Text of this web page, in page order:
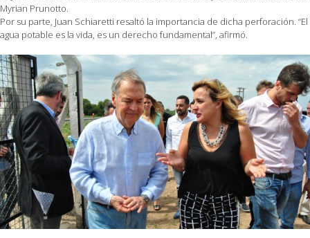
Myrian Prunotto.
Por su parte, Juan Schiaretti resaltó la importancia de dicha perforación. “El
agua potable es la vida, es un derecho fundamental”, afirmó.